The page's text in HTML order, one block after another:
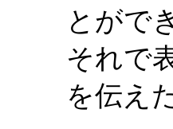
とがで
それで
を伝え